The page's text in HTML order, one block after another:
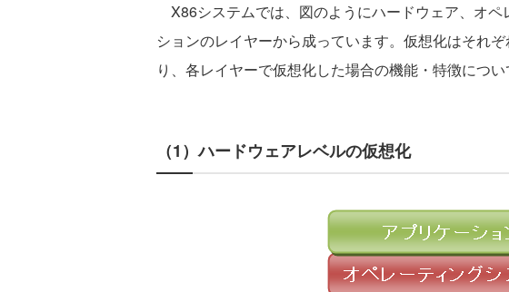
X86システムでは、図のようにハードウェア、オ
ションのレイヤーから成っています。仮想化はそれ
り、各レイヤーで仮想化した場合の機能・特徴につい
（1）ハードウェアレベルの仮想化